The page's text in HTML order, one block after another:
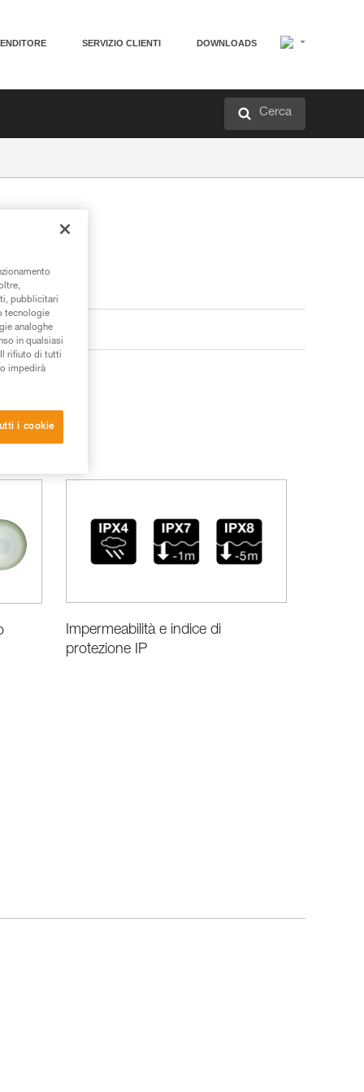
SERVIZIO CLIENTI DOWNLOADS
Cerca
Impermeabilità e indice di
protezione IP
pubblicitari
tecnologie
analoghe
in qualsiasi
rifiuto di tutti
impedirà
i cookie